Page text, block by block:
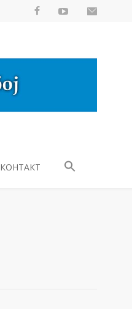
КОНТАКТ